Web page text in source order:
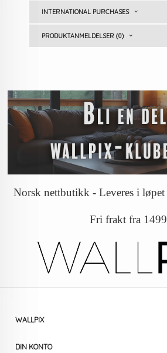
INTERNATIONAL PURCHASES
PRODUKTANMELDELSER (0)
Norsk nettbutikk - Leveres i
Fri frakt fra
WALLPIX
DIN KONTO